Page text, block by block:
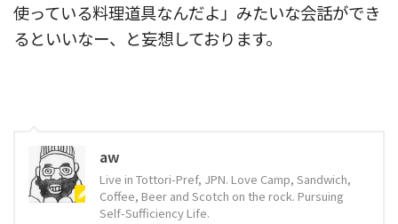
使っている料理道具なんだよ」みたいな会話ができ
るといいなー、と妄想しております。
aw
Live in Tottori-Pref, JPN. Love Camp, Sandwich,
Coffee, Beer and Scotch on the rock. Pursuing
Self-Sufficiency Life.